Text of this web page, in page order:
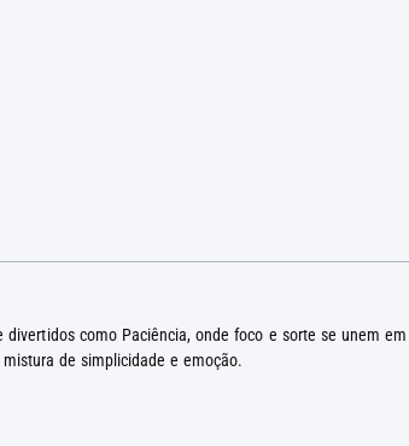
divertidos como Paciência, onde foco e sorte se unem
de simplicidade e emoção.